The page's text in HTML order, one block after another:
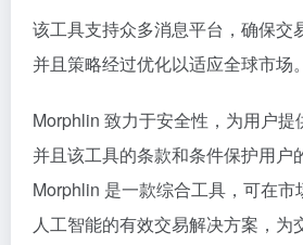
该工具支持众多消息平台，确保交
并且策略经过优化以适应全球市场。
Morphlin 致力于安全性，为用户提
并且该工具的条款和条件保护用户
Morphlin 是一款综合工具，可在
人工智能的有效交易解决方案，为